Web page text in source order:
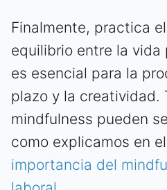
Finalmente, practica
equilibrio entre la vida
es esencial para la
plazo y la creatividad.
mindfulness pueden
como explicamos en
importancia del